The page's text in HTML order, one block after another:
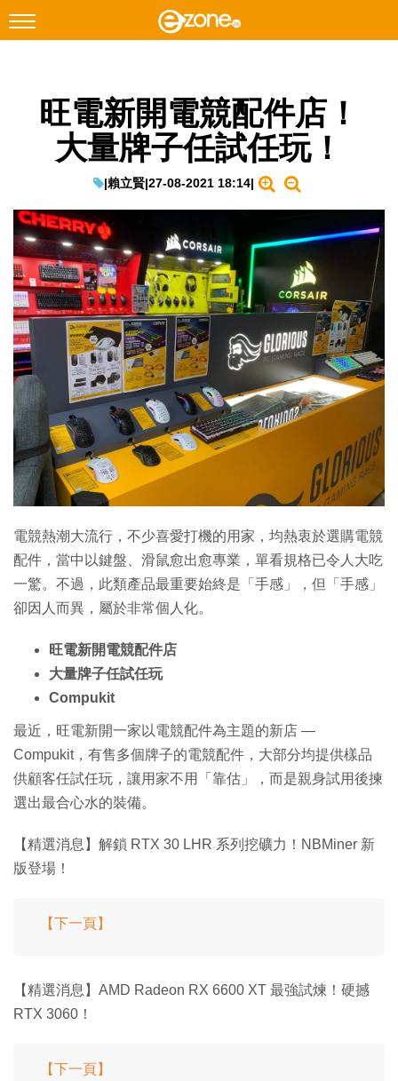
Facebook Instagram
科技焦點
遊戲動漫
教學評測
EduTech
IT Times
生成式AI與雲端應用
Enterprise Digital Transformation
特集
旺電新開電競配件店！
大量牌子任試任玩！
|賴立賢|27-08-2021 18:14|
電競熱潮大流行，不少喜愛打機的用家，均熱衷於選購電競
配件，當中以鍵盤、滑鼠愈出愈專業，單看規格已令人大吃
一驚。不過，此類產品最重要始終是「手感」，但「手感」
卻因人而異，屬於非常個人化。
旺電新開電競配件店
大量牌子任試任玩
Compukit
最近，旺電新開一家以電競配件為主題的新店 —
Compukit，有售多個牌子的電競配件，大部分均提供樣品
供顧客任試任玩，讓用家不用「靠估」，而是親身試用後揀
選出最合心水的裝備。
【精選消息】解鎖 RTX 30 LHR 系列挖礦力！NBMiner 新
版登場！
【下一頁】
【精選消息】AMD Radeon RX 6600 XT 最強試煉！硬撼
RTX 3060！
【下一頁】